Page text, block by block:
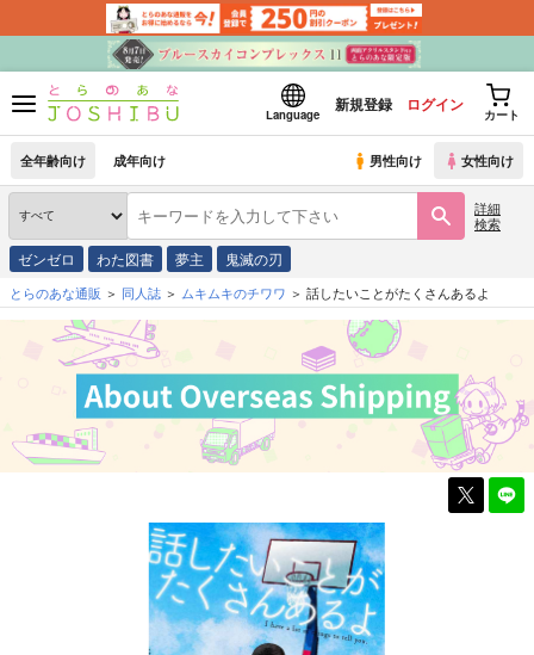
Language
新規登録 ログイン
カート
全年齢向け 成年向け 男性向け 女性向け
詳細
検索
ゼンゼロ わた図書 夢主 鬼滅の刃
とらのあな通販 同人誌 ムキムキのチワワ 話したいことがたくさんあるよ